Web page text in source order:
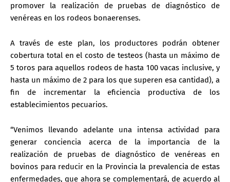
promover la realización de pruebas de diagnóstico de
venéreas en los rodeos bonaerenses.
A través de este plan, los productores podrán obtener
cobertura total en el costo de testeos (hasta un máximo de
5 toros para aquellos rodeos de hasta 100 vacas inclusive, y
hasta un máximo de 2 para los que superen esa cantidad), a
fin de incrementar la eficiencia productiva de los
establecimientos pecuarios.
“Venimos llevando adelante una intensa actividad para
generar conciencia acerca de la importancia de la
realización de pruebas de diagnóstico de venéreas en
bovinos para reducir en la Provincia la prevalencia de estas
enfermedades, que ahora se complementará, de acuerdo al